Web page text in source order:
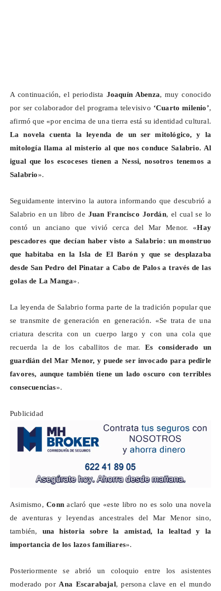
A continuación, el periodista Joaquín Abenza, muy conocido
por ser colaborador del programa televisivo ‘Cuarto milenio’,
afirmó que «por encima de una tierra está su identidad cultural.
La novela cuenta la leyenda de un ser mitológico, y la
mitología llama al misterio al que nos conduceSalabrio. Al
igual que los escoceses tienen aNessi, nosotros tenemos a
Salabrio».
Seguidamente intervino la autora informando que descubrió a
Salabrio en un libro de Juan Francisco Jordán, el cual se lo
contó un anciano que vivió cerca del Mar Menor. «Hay
pescadores que decían haber visto a Salabrio: un monstruo
que habitaba en la Isla de El Barón y que se desplazaba
desde San Pedro del Pinatar a Cabo de Palos a través de las
golas de La Manga».
La leyenda de Salabrio forma parte de la tradición popular que
se transmite de generación en generación. «Se trata de una
criatura descrita con un cuerpo largo y con una cola que
recuerda la de los caballitos de mar.Es considerado un
guardián del Mar Menor, y puede ser invocado para pedirle
favores, aunque también tiene un lado oscuro con terribles
consecuencias».
Publicidad
Asimismo,Conn aclaró que «este libro no es solo una novela
de aventuras y leyendas ancestrales del Mar Menor sino,
también,
una historia sobre la amistad, la lealtad y la
importancia de los lazos familiares».
Posteriormente se abrió un coloquio entre los asistentes
moderado por Ana Escarabajal, persona clave en el mundo